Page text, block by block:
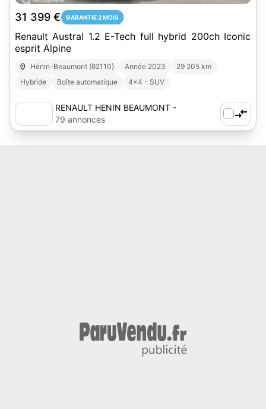
31 399 € GARANTIE 2 MOIS
Renault Austral 1.2 E-Tech full hybrid 200ch Iconic
esprit Alpine
Hénin-Beaumont (62110) Année 2023
29 205 km
Hybride
Boîte automatique 4x4 - SUV
RENAULT HENIN BEAUMONT -
AUTOSPHERE
79 annonces